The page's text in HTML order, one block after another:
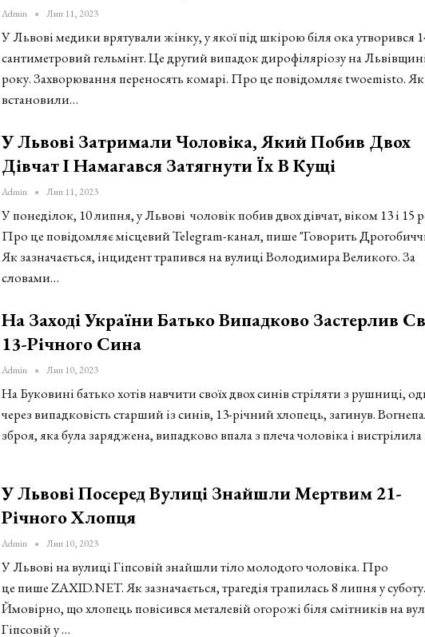
Admin Лип 11, 2023
У Львові медики врятували жінку, у якої під шкірою біля ока утворився
сантиметровий гельмінт. Це другий випадок дирофіляріозу на
року. Захворювання переносять комарі. Про це повідомляє twoemisto. Як
встановили…
У Львові Затримали Чоловіка, Який Побив Двох
Дівчат І Намагався Затягнути Їх В Кущі
Admin Лип 11, 2023
У понеділок, 10 липня, у Львові чоловік побив двох дівчат, віком 13 і 15
Про це повідомляє місцевий Telegram-канал, пише "Говорить
Як зазначається, інцидент трапився на вулиці Володимира Великого. За
словами…
На Заході України Батько Випадково Застерлив
13-Річного Сина
Admin Лип 10, 2023
На Буковині батько хотів навчити своїх двох синів стріляти з рушниці,
через випадковість старший із синів, 13-річний хлопець, загинув.
зброя, яка була заряджена, випадково впала з плеча чоловіка і
У Львові Посеред Вулиці Знайшли Мертвим 21-
Річного Хлопця
Admin Лип 10, 2023
У Львові на вулиці Гіпсовій знайшли тіло молодого чоловіка. Про
це пише ZAXID.NET. Як зазначається, трагедія трапилась 8 липня у суботу.
Ймовірно, що хлопець повісився металевій огорожі біля смітників на
Гіпсовій у …